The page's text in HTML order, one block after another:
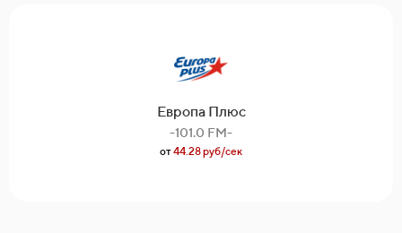
Европа Плюс
-101.0 FM-
от44.28 руб/сек